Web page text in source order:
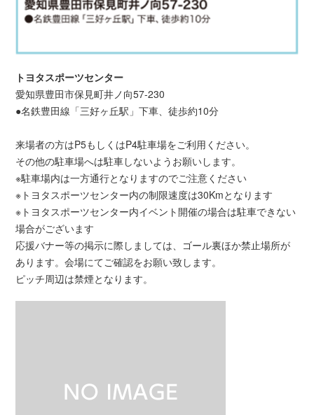
トヨタスポーツセンター
愛知県豊田市保見町井ノ向57-230
●名鉄豊田線「三好ヶ丘駅」下車、徒歩約10分
来場者の方はP5もしくはP4駐車場をご利用ください。
その他の駐車場へは駐車しないようお願いします。
※駐車場内は一方通行となりますのでご注意ください
※トヨタスポーツセンター内の制限速度は30Kmとなります
※トヨタスポーツセンター内イベント開催の場合は駐車できない
場合がございます
応援バナー等の掲示に際しましては、ゴール裏ほか禁止場所が
あります。会場にてご確認をお願い致します。
ピッチ周辺は禁煙となります。